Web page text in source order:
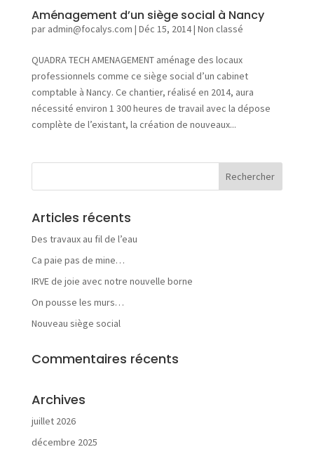
L
e
n
t
r
e
p
i
e
N
o
a
c
i
v
t
é
s
Aménagement d’un siège social à Nancy
par admin@focalys.com | Déc 15, 2014| Non classé
QUADRA TECH AMENAGEMENT aménage des locaux
professionnels comme ce siège social d’un cabinet
comptable à Nancy. Ce chantier, réalisé en 2014, aura
nécessité environ 1 300 heures de travail avec la dépose
complète de l’existant, la création de nouveaux...
Articles récents
Des travaux au fil de l’eau
Ca paie pas de mine…
IRVE de joie avec notre nouvelle borne
On pousse les murs…
Nouveau siège social
Commentaires récents
Archives
juillet 2026
décembre 2025